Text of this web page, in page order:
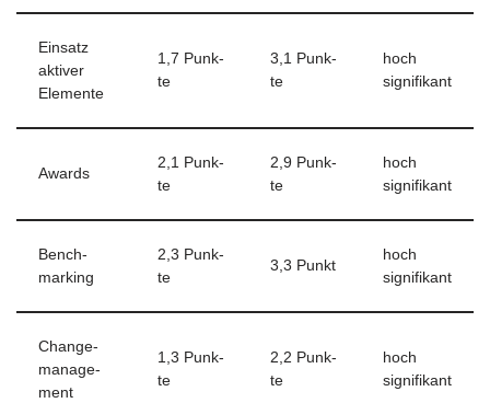
Ein­satz
akti­ver
Elemente
1,7 Punk­
te
3,1 Punk­
te
hoch
signi­fi­kant
Awards
2,1 Punk­
te
2,9 Punk­
te
hoch
signi­fi­kant
Bench­
mar­king
2,3 Punk­
te
3,3 Punkt
hoch
signi­fi­kant
Chan­ge­
ma­nage­
ment
1,3 Punk­
te
2,2 Punk­
te
hoch
signi­fi­kant